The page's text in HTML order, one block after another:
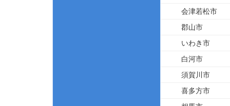
会津若松市
郡山市
いわき市
白河市
須賀川市
喜多方市